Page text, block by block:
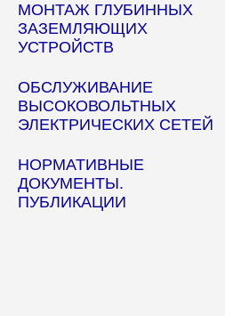
МОНТАЖ ГЛУБИННЫХ
ЗАЗЕМЛЯЮЩИХ
УСТРОЙСТВ
ОБСЛУЖИВАНИЕ
ВЫСОКОВОЛЬТНЫХ
ЭЛЕКТРИЧЕСКИХ СЕТЕЙ
НОРМАТИВНЫЕ
ДОКУМЕНТЫ.
ПУБЛИКАЦИИ